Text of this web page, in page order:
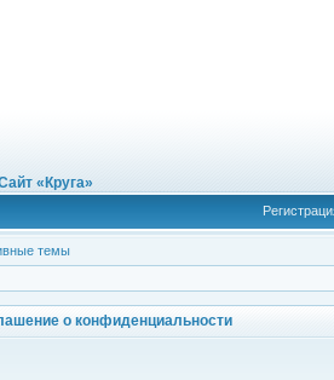
«Круга»
темы
о конфиденциальности